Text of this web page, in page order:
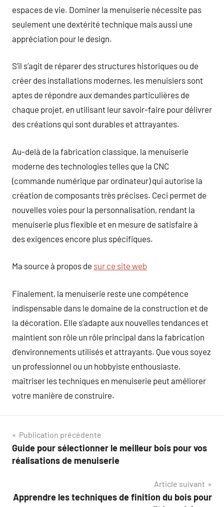
espaces de vie. Dominer la menuiserie nécessite pas
seulement une dextérité technique mais aussi une
appréciation pour le design.
S’il s’agit de réparer des structures historiques ou de
créer des installations modernes, les menuisiers sont
aptes de répondre aux demandes particulières de
chaque projet, en utilisant leur savoir-faire pour délivrer
des créations qui sont durables et attrayantes.
Au-delà de la fabrication classique, la menuiserie
moderne des technologies telles que la CNC
(commande numérique par ordinateur) qui autorise la
création de composants très précises. Ceci permet de
nouvelles voies pour la personnalisation, rendant la
menuiserie plus flexible et en mesure de satisfaire à
des exigences encore plus spécifiques.
Ma source à propos de sur ce site web
Finalement, la menuiserie reste une compétence
indispensable dans le domaine de la construction et de
la décoration. Elle s’adapte aux nouvelles tendances et
maintient son rôle un rôle principal dans la fabrication
d’environnements utilisés et attrayants. Que vous soyez
un professionnel ou un hobbyiste enthousiaste,
maîtriser les techniques en menuiserie peut améliorer
votre manière de construire.
Navigation
de
Publication précédente
Guide pour sélectionner le meilleur bois pour vos
réalisations de menuiserie
Article suivant
Apprendre les techniques de finition du bois pour